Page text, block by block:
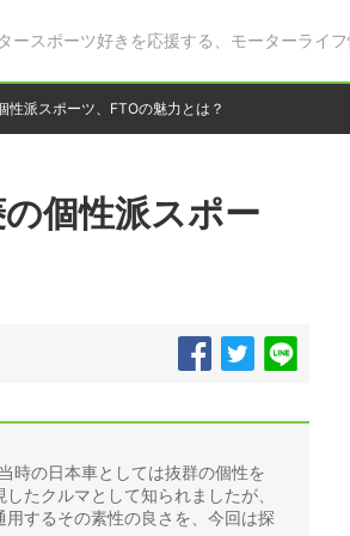
スポーツ好きを応援する、モーターライフ
性派スポーツ、FTOの魅力とは？
個性派スポー
時の日本車としては抜群の個性を
たクルマとして知られましたが、
するその素性の良さを、今回は探